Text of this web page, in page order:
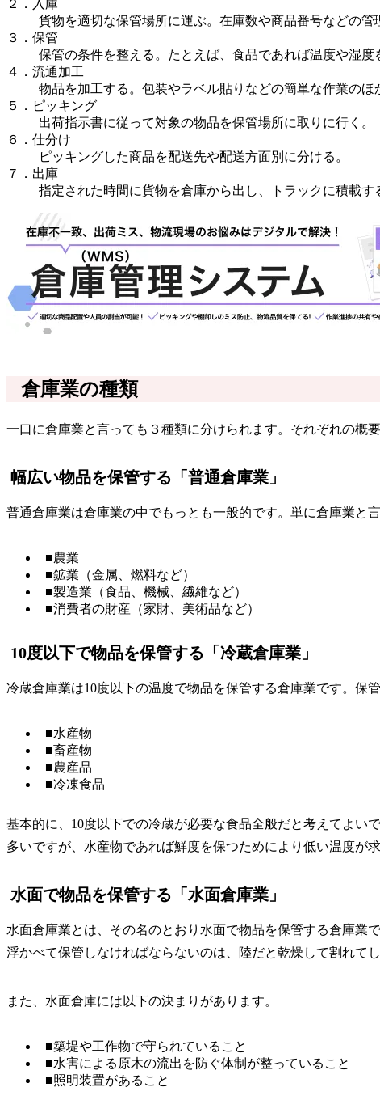
２．入庫
貨物を適切な保管場所に運ぶ。在庫数や商品番号などの管
３．保管
保管の条件を整える。たとえば、食品であれば温度や湿度
４．流通加工
物品を加工する。包装やラベル貼りなどの簡単な作業の
５．ピッキング
出荷指示書に従って対象の物品を保管場所に取りに行く。
６．仕分け
ピッキングした商品を配送先や配送方面別に分ける。
７．出庫
指定された時間に貨物を倉庫から出し、トラックに積載す
倉庫業の種類
一口に倉庫業と言っても３種類に分けられます。それぞれの概
幅広い物品を保管する「普通倉庫業」
普通倉庫業は倉庫業の中でもっとも一般的です。単に倉庫業と
■農業
■鉱業（金属、燃料など）
■製造業（食品、機械、繊維など）
■消費者の財産（家財、美術品など）
10度以下で物品を保管する「冷蔵倉庫業」
冷蔵倉庫業は10度以下の温度で物品を保管する倉庫業です。保
■水産物
■畜産物
■農産品
■冷凍食品
基本的に、10度以下での冷蔵が必要な食品全般だと考えてよい
多いですが、水産物であれば鮮度を保つためにより低い温度が求
水面で物品を保管する「水面倉庫業」
水面倉庫業とは、その名のとおり水面で物品を保管する倉庫業
浮かべて保管しなければならないのは、陸だと乾燥して割れてし
また、水面倉庫には以下の決まりがあります。
■築堤や工作物で守られていること
■水害による原木の流出を防ぐ体制が整っていること
■照明装置があること